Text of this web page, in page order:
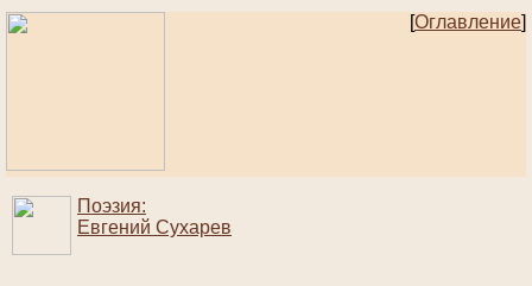
[Оглавление]
Поэзия:
Евгений Сухарев